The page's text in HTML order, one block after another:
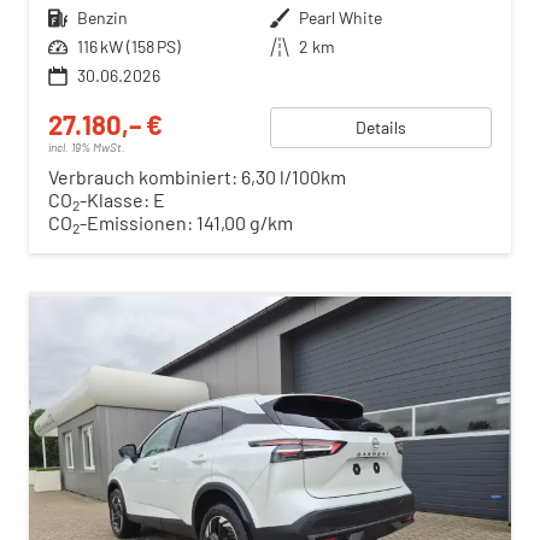
Kraftstoff Benzin Außenfarbe Pearl White
Leistung 116 kW (158 PS) Kilometerstand 2 km
30.06.2026
27.180,– €
incl. 19% MwSt.
Details
Verbrauch kombiniert: 6,30 l/100km
CO2-Klasse: E
CO2-Emissionen: 141,00 g/km